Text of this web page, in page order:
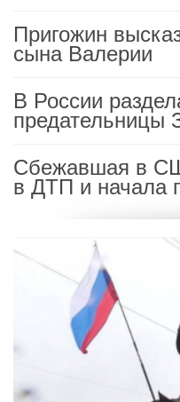
Пригожин
сына Валерии
В России
Сбежавшая в
в ДТП и начала